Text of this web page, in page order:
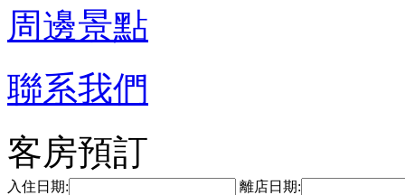
周邊景點
聯系我們
客房預訂
入住日期: 離店日期: